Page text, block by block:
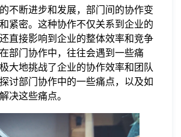
不断进步和发展，部门间的协作变
紧密。这种协作不仅关系到企业的
直接影响到企业的整体效率和竞争
部门协作中，往往会遇到一些痛
大地挑战了企业的协作效率和团队
讨部门协作中的一些痛点，以及如
决这些痛点。